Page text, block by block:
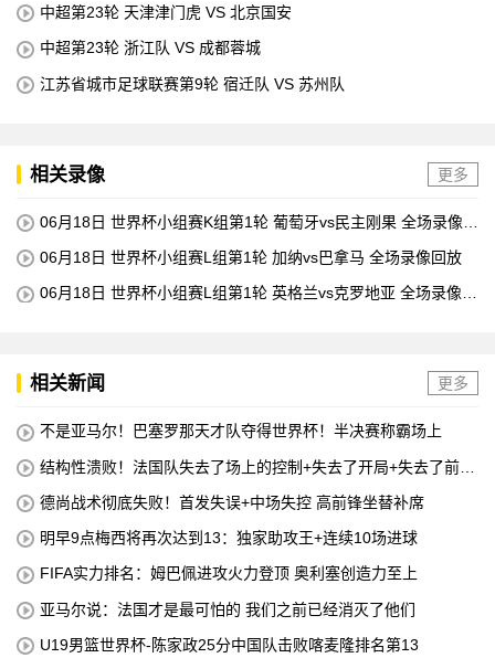
中超第23轮 天津津门虎 VS 北京国安
中超第23轮 浙江队 VS 成都蓉城
江苏省城市足球联赛第9轮 宿迁队 VS 苏州队
相关录像 更多
06月18日 世界杯小组赛K组第1轮 葡萄牙vs民主刚果 全场录像回
06月18日 世界杯小组赛L组第1轮 加纳vs巴拿马 全场录像回放
06月18日 世界杯小组赛L组第1轮 英格兰vs克罗地亚 全场录像回
相关新闻 更多
不是亚马尔！巴塞罗那天才队夺得世界杯！半决赛称霸场上
结构性溃败！法国队失去了场上的控制+失去了开局+失去了前锋
德尚战术彻底失败！首发失误+中场失控 高前锋坐替补席
明早9点梅西将再次达到13：独家助攻王+连续10场进球
FIFA实力排名：姆巴佩进攻火力登顶 奥利塞创造力至上
亚马尔说：法国才是最可怕的 我们之前已经消灭了他们
U19男篮世界杯-陈家政25分中国队击败喀麦隆排名第13